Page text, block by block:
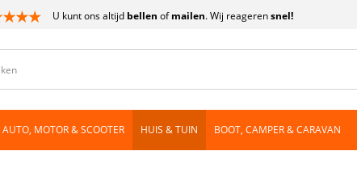
U kunt ons altijd bellen ofmailen. Wij reagerensnel!
AUTO, MOTOR & SCOOTER HUIS & TUIN BOOT, CAMPER & CARAVAN